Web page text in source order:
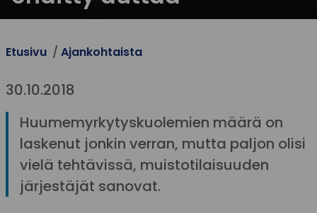
Etusivu Ajankohtaista
30.10.2018
Huumemyrkytyskuolemien määrä on
laskenut jonkin verran, mutta paljon olisi
vielä tehtävissä, muistotilaisuuden
järjestäjät sanovat.